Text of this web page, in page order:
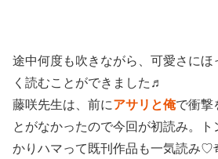
途中何度も吹きながら、可愛さにほ
く読むことができました♬
藤咲先生は、前にアサリと俺で衝撃
とがなかったので今回が初読み。ト
かりハマって既刊作品も一気読み♡